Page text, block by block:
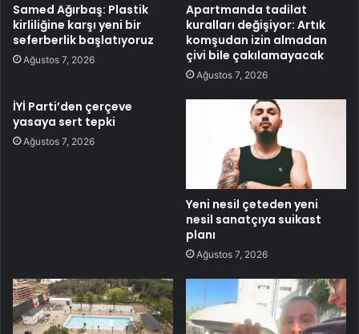
Samed Ağırbaş: Plastik
kirliliğine karşı yeni bir
seferberlik başlatıyoruz
Ağustos 7, 2026
Apartmanda tadilat
kuralları değişiyor: Artık
komşudan izin almadan
çivi bile çakılamayacak
Ağustos 7, 2026
İYİ Parti’den çerçeve
yasaya sert tepki
Ağustos 7, 2026
Yeni nesil çeteden yeni
nesil sanatçıya suikast
planı
Ağustos 7, 2026